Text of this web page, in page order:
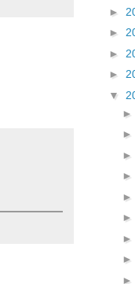
►
►
►
►
▼
►
►
►
►
►
►
►
►
►